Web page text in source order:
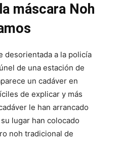
máscara Noh
desorientada a la policía
de una estación de
un cadáver en
de explicar y más
le han arrancado
lugar han colocado
noh tradicional de